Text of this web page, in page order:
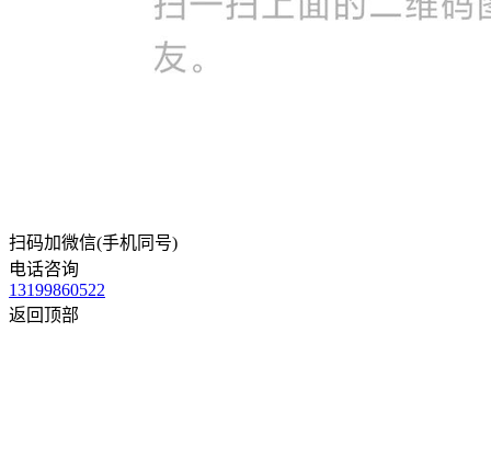
扫码加微信(手机同号)
电话咨询
13199860522
返回顶部